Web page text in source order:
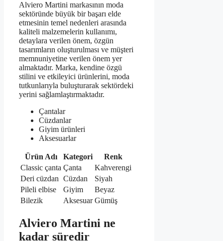
Alviero Martini markasının moda
sektöründe büyük bir başarı elde
etmesinin temel nedenleri arasında
kaliteli malzemelerin kullanımı,
detaylara verilen önem, özgün
tasarımların oluşturulması ve müşteri
memnuniyetine verilen önem yer
almaktadır. Marka, kendine özgü
stilini ve etkileyici ürünlerini, moda
tutkunlarıyla buluşturarak sektördeki
yerini sağlamlaştırmaktadır.
Çantalar
Cüzdanlar
Giyim ürünleri
Aksesuarlar
Ürün Adı Kategori
Renk
Classic çanta Çanta
Kahverengi
Deri cüzdan Cüzdan
Siyah
Pileli elbise
Giyim
Beyaz
Bilezik
Aksesuar Gümüş
Alviero Martini ne
kadar süredir